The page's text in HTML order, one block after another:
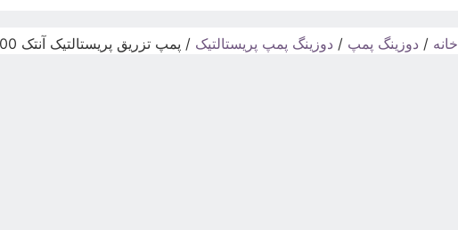
خانه / دوزینگ پمپ / دوزینگ پمپ پریستالتیک / پمپ تزریق پریستالتیک آنتک Aspendose PER 200